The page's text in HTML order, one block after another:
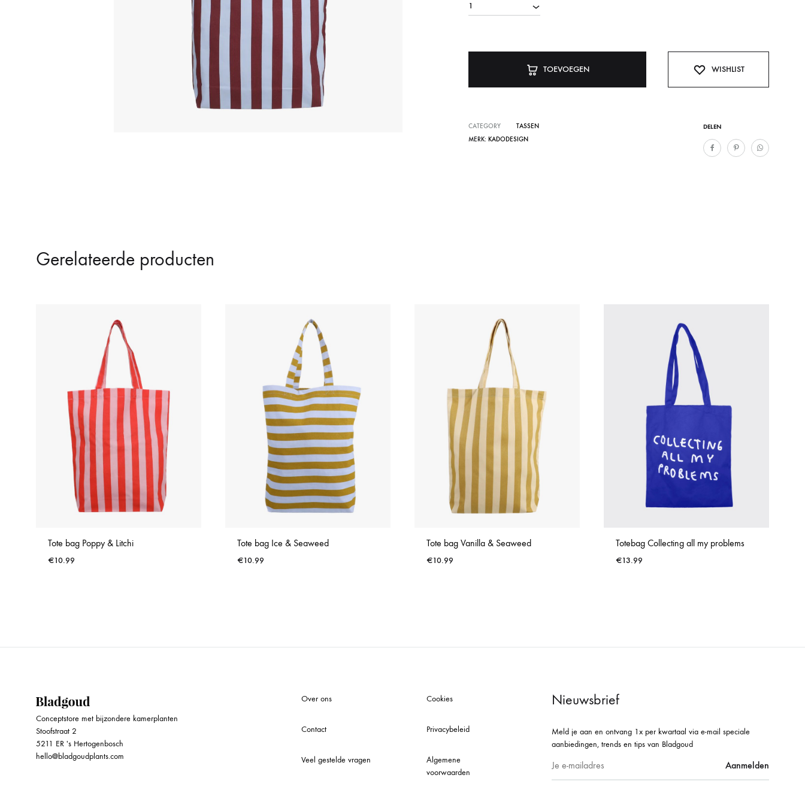
Verlichting
1
TOEVOEGEN WISHLIST
DELEN
CATEGORY
TASSEN
MERK: KADODESIGN
Gerelateerde producten
Tote bag Poppy & Litchi
€10.99
Tote bag Ice & Seaweed
€10.99
Tote bag Vanilla & Seaweed
€10.99
Totebag Collecting all my problems
€13.99
Conceptstore met bijzondere kamerplanten
Stoofstraat 2
5211 ER 's Hertogenbosch
hello@bladgoudplants.com
Over ons
Contact
Veel gestelde vragen
Cookies
Privacybeleid
Algemene
voorwaarden
Nieuwsbrief
Meld je aan en ontvang 1x per kwartaal via e-mail speciale
aanbiedingen, trends en tips van Bladgoud